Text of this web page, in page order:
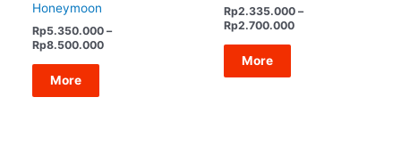
Honeymoon
Rp5.350.000 –
Rp8.500.000Rentang
More
Rp2.335.000 –
Rp2.700.000Rentang
More